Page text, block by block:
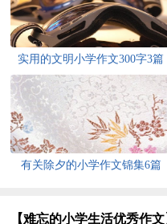
实用的文明小学作文300字3篇
有关除夕的小学作文锦集6篇
【难忘的小学生活优秀作